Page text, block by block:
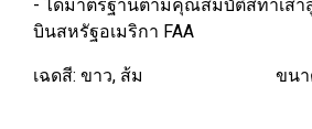
- ได้มาตรฐานตามคุณสมบัติสีทาเสา
บินสหรัฐอเมริกา FAA
เฉดสี: ขาว, ส้ม ขนาดบร